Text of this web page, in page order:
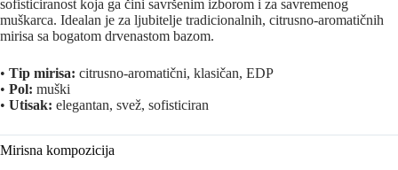
sofisticiranost koja ga čini savršenim izborom i za savremenog
muškarca. Idealan je za ljubitelje tradicionalnih, citrusno-aromatičnih
mirisa sa bogatom drvenastom bazom.
• Tip mirisa: citrusno-aromatični, klasičan, EDP
• Pol: muški
• Utisak: elegantan, svež, sofisticiran
Mirisna kompozicija